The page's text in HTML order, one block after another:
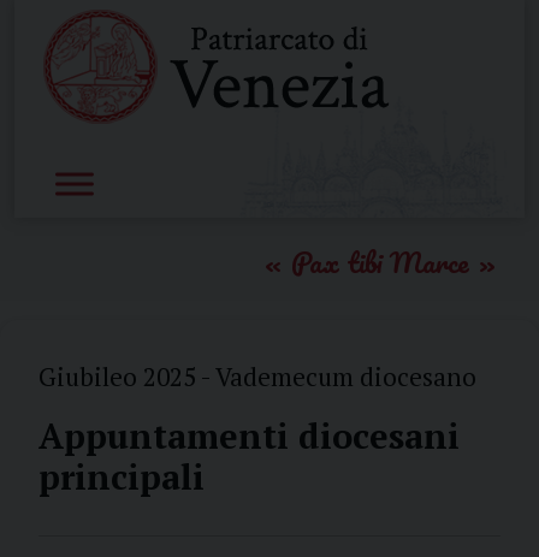
content
Pax tibi Marce
Giubileo 2025 - Vademecum diocesano
Appuntamenti diocesani
principali